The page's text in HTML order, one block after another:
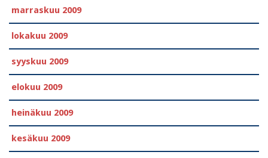
marraskuu 2009
lokakuu 2009
syyskuu 2009
elokuu 2009
heinäkuu 2009
kesäkuu 2009